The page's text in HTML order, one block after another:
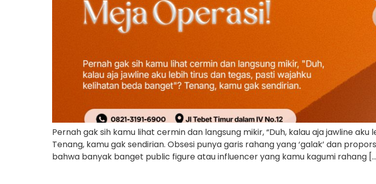
Pernah gak sih kamu lihat cermin dan langsung mikir, “Duh, kalau aja jawline
Tenang, kamu gak sendirian. Obsesi punya garis rahang yang ‘galak’ dan
bahwa banyak banget public figure atau influencer yang kamu kagumi rahang